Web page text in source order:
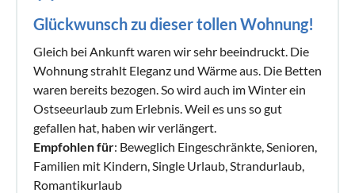
Glückwunsch zu dieser tollen Wohnung!
Gleich bei Ankunft waren wir sehr beeindruckt. Die
Wohnung strahlt Eleganz und Wärme aus. Die Betten
waren bereits bezogen. So wird auch im Winter ein
Ostseeurlaub zum Erlebnis. Weil es uns so gut
gefallen hat, haben wir verlängert.
Empfohlen für: Beweglich Eingeschränkte, Senioren,
Familien mit Kindern, Single Urlaub, Strandurlaub,
Romantikurlaub